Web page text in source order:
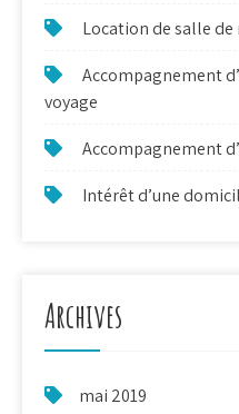
Location de salle
Accompagnement
voyage
Accompagnement
Intérêt d’une
Archives
mai 2019